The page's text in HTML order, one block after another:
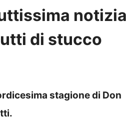
di stucco
stagione di Don